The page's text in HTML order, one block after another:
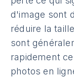
d'image sont
réduire la
sont
rapidement
photos en